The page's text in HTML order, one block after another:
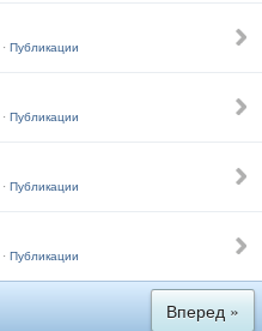
· Публикации
· Публикации
· Публикации
· Публикации
Вперед »